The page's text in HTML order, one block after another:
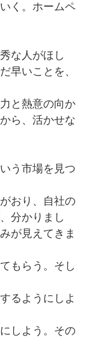
く。ホームペ
な人がほし
早いことを、
と熱意の向か
ら、活かせな
う市場を見つ
おり、自社の
分かりまし
が見えてきま
もらう。そし
るようにしよ
しよう。その